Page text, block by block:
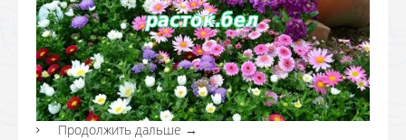
Продолжить дальше →